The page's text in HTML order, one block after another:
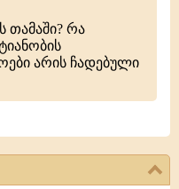
თამაში? რა
არის ჩადებული